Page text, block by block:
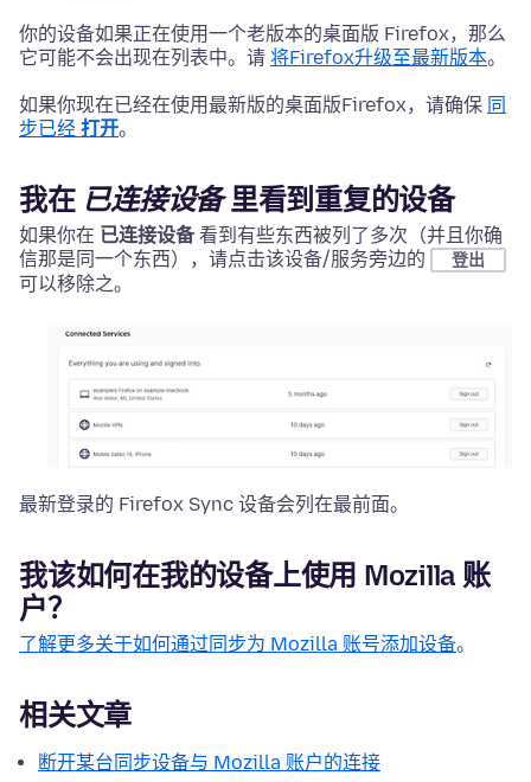
你的设备如果正在使用一个老版本的桌面版 Firefox，那么
它可能不会出现在列表中。请 将Firefox升级至最新版本。
如果你现在已经在使用最新版的桌面版Firefox，请确保 同
步已经 打开。
我在 已连接设备里看到重复的设备
如果你在 已连接设备看到有些东西被列了多次（并且你确
信那是同一个东西），请点击该设备/服务旁边的
登出
可以移除之。
最新登录的 Firefox Sync 设备会列在最前面。
我该如何在我的设备上使用 Mozilla 账
户？
了解更多关于如何通过同步为 Mozilla 账号添加设备。
相关文章
断开某台同步设备与 Mozilla 账户的连接